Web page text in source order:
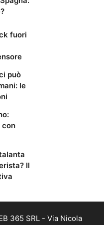
fuori
può
le
con
Il
365 SRL - Via Nicola